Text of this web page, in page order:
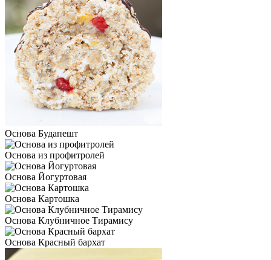
Основа Будапешт
Основа из профитролей
Основа Йогуртовая
Основа Картошка
Основа Клубничное Тирамису
Основа Красный бархат